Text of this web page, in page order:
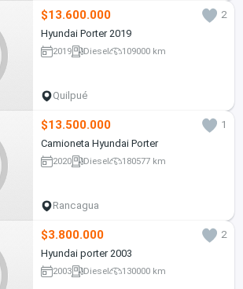
$13.600.000
2
Hyundai Porter 2019
2019 Diesel 109000 km
Quilpué
$13.500.000
1
Camioneta Hyundai Porter
2020 Diesel 180577 km
Rancagua
$3.800.000
2
Hyundai porter 2003
2003 Diesel 130000 km